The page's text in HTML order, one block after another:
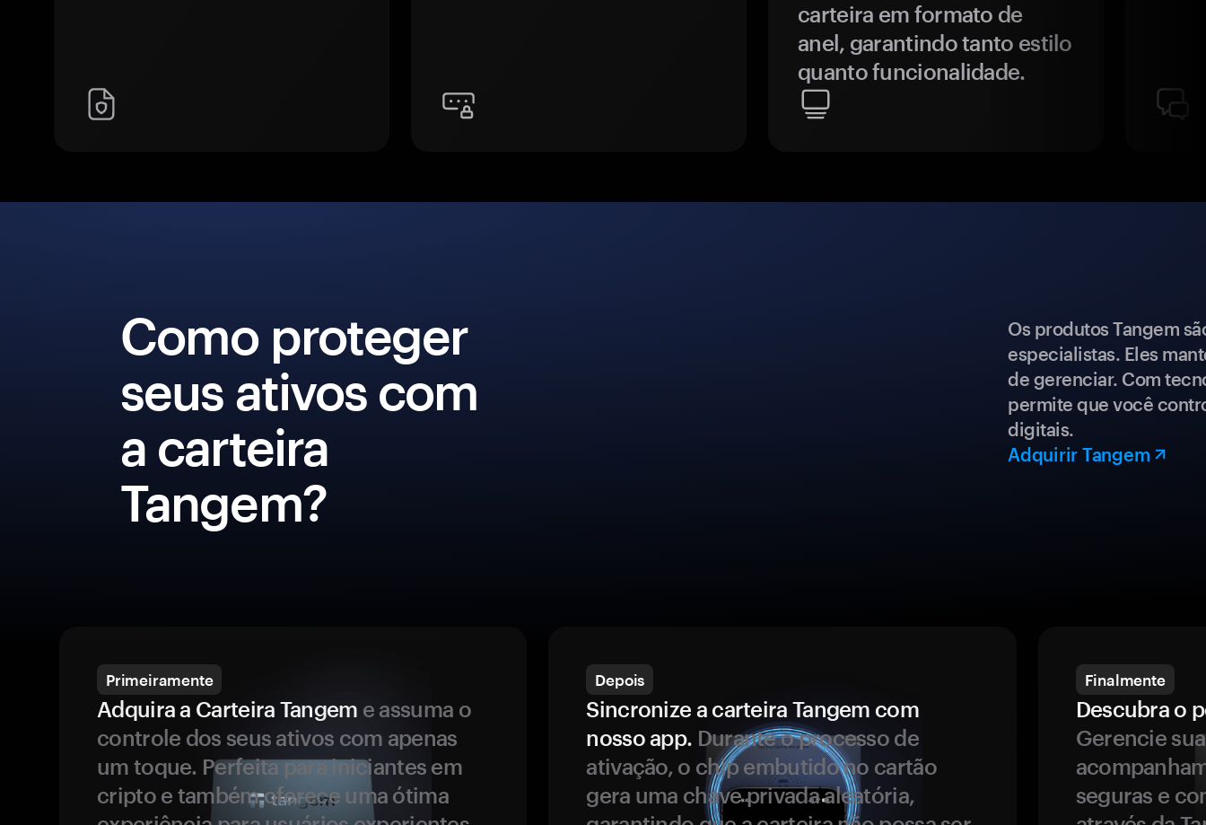
carteira em formato de
anel, garantindo tanto estilo
quanto funcionalidade.
Como proteger
seus ativos com
a carteira
Tangem?
Os produtos Tangem
especialistas. Eles
de gerenciar. Com
permite que você
digitais.
Adquirir Tangem
Primeiramente
Adquira a Carteira Tangem e assuma o
controle dos seus ativos com apenas
um toque. Perfeita para iniciantes em
cripto e também oferece uma ótima
Depois
Sincronize a carteira Tangem com
nosso app. Durante o processo de
ativação, o chip embutido no cartão
gera uma chave privada aleatória,
Finalmente
Descubra o
Gerencie
seguras e